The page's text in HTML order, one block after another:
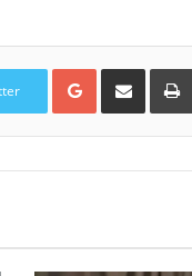
Google+Share via Email